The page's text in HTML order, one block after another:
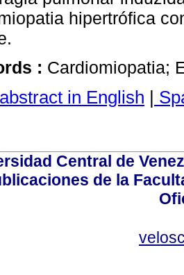
hipertrófica
: Cardiomiopatia;
abstract in English |
Central de
de la